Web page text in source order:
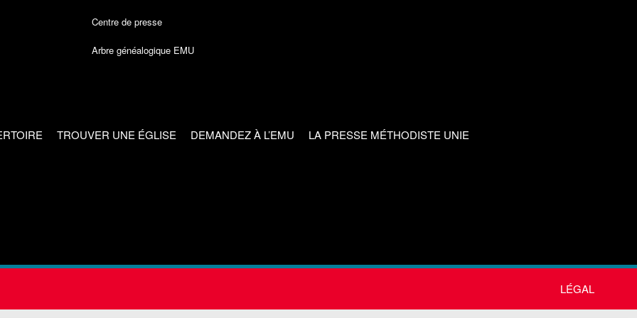
Centre de presse
Arbre généalogique EMU
TROUVER UNE ÉGLISE DEMANDEZ À L’EMU LA PRESSE MÉTHODISTE UNIE
LÉGAL